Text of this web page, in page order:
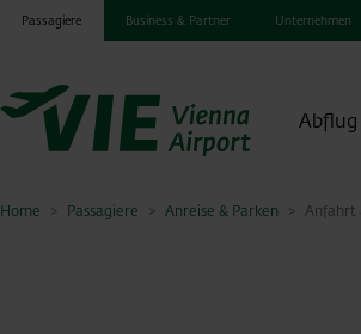
Passagiere Business & Partner Unternehmen
Home Passagiere Anreise & Parken Anfahrt